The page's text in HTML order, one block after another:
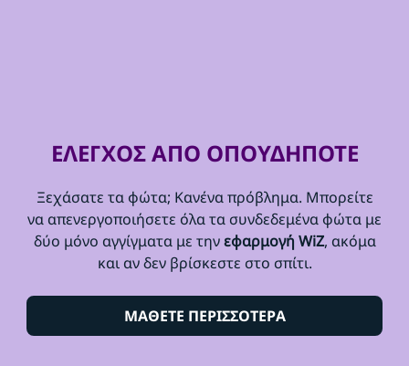
ΕΛΕΓΧΟΣ ΑΠΟ ΟΠΟΥΔΗΠΟΤΕ
Ξεχάσατε τα φώτα; Κανένα πρόβλημα. Μπορείτε
να απενεργοποιήσετε όλα τα συνδεδεμένα φώτα με
δύο μόνο αγγίγματα με τηνεφαρμογή WiZ, ακόμα
και αν δεν βρίσκεστε στο σπίτι.
ΜΑΘΕΤΕ ΠΕΡΙΣΣΟΤΕΡΑ